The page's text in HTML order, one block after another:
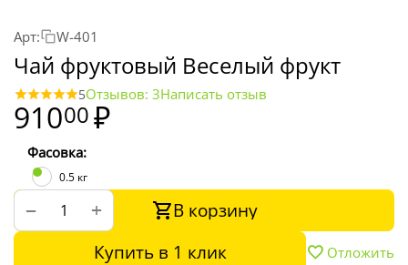
Арт: W-401
Чай фруктовый Веселый фрукт
5Отзывов: 3Написать отзыв
91000₽
Фасовка:
0.5 кг
+
−
В корзину
Купить в 1 клик
Отложить